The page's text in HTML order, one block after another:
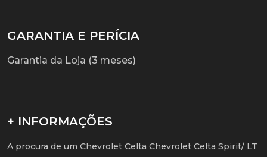
GARANTIA E PERÍCIA
Garantia da Loja (3 meses)
+ INFORMAÇÕES
A procura de um Chevrolet Celta Chevrolet Celta Spirit/ LT